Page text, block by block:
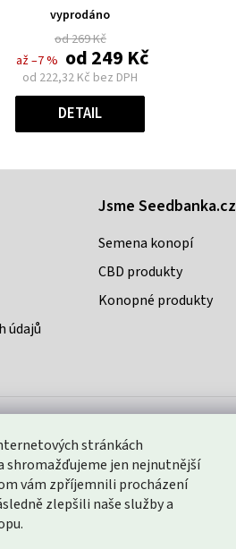
stránkách
shromažďujeme jen nejnutnější
vám zpříjemnili procházení
zlepšili naše služby a
produktu
je
0,0
z
hvězdiček.
vyprodáno
od 269 Kč
až –7 % od249 Kč
od 222,32 Kč bez DPH
Měrná
cena:
DETAIL
údajů
Jsme Seedbanka.cz
Semena konopí
CBD produkty
Konopné produkty
Způsoby platby: